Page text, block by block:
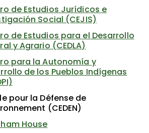
de Estudios Jurídicos e
Social (CEJIS)
de Estudios para el Desarrollo
y Agrario (CEDLA)
para la Autonomía y
de los Pueblos Indígenas
pour la Défense de
(CEDEN)
House